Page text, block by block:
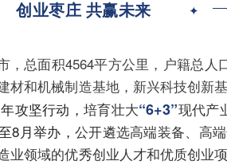
创业枣庄 共赢未来 ✦
，总面积4564平方公里，户籍总人
材和机械制造基地，新兴科技创新
攻坚行动，培育壮大“6+3”现代产
8月举办， 公开遴选高端装备、高
业领域的优秀创业人才和优质创业